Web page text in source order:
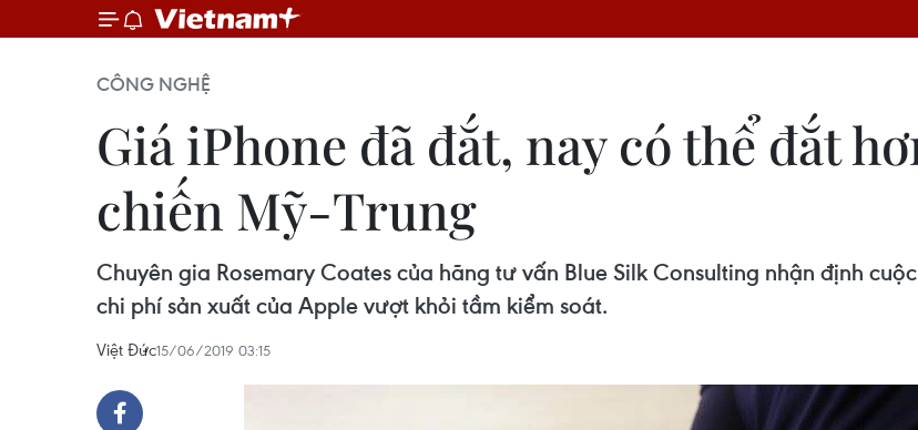
CÔNG NGHỆ
Giá iPhone đã đắt, nay có thể đắt
chiến Mỹ-Trung
Chuyên gia Rosemary Coates của hãng tư vấn Blue Silk Consulting nhận định
chi phí sản xuất của Apple vượt khỏi tầm kiểm soát.
Việt Đức15/06/2019 03:15